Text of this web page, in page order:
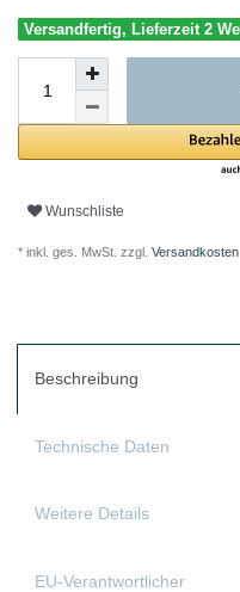
Versandfertig, Lieferzeit 2
Wunschliste
* inkl. ges. MwSt. zzgl. Versandkosten
Beschreibung
Technische Daten
Weitere Details
EU-Verantwortlicher